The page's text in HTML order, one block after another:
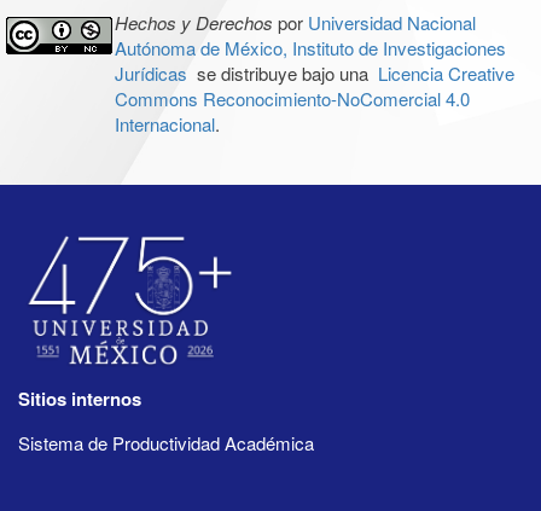
Hechos y Derechos por Universidad Nacional
Autónoma de México, Instituto de Investigaciones
Jurídicas se distribuye bajo una Licencia Creative
Commons Reconocimiento-NoComercial 4.0
Internacional.
Sitios internos
Sistema de Productividad Académica